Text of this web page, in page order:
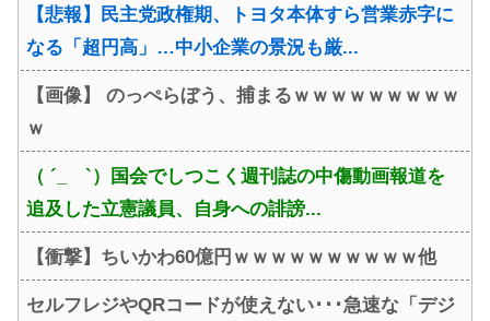
【悲報】民主党政権期、トヨタ本体すら営業赤字に
なる「超円高」…中小企業の景況も厳...
【画像】 のっぺらぼう、捕まるｗｗｗｗｗｗｗｗｗ
ｗ
（ ´_ゝ`）国会でしつこく週刊誌の中傷動画報道を
追及した立憲議員、自身への誹謗...
【衝撃】ちいかわ60億円ｗｗｗｗｗｗｗｗｗｗ他
セルフレジやQRコードが使えない･･･急速な「デジ